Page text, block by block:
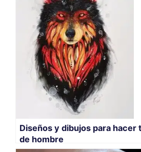
Diseños y dibujos para hacer
de hombre